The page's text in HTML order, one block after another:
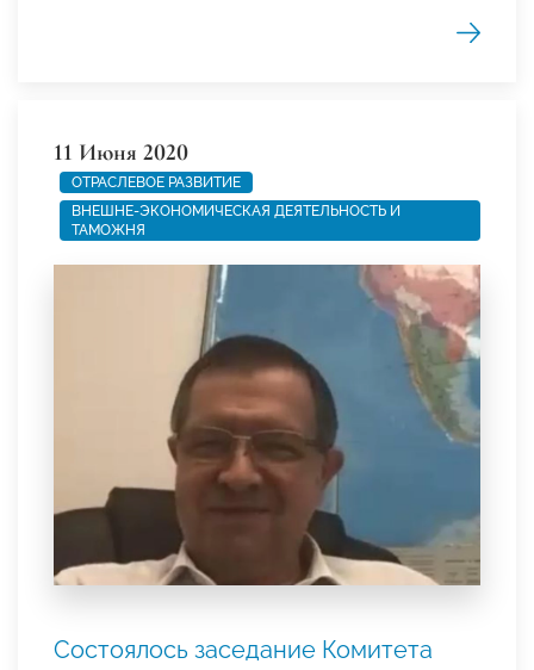
11 Июня 2020
ОТРАСЛЕВОЕ РАЗВИТИЕ
ВНЕШНЕ-ЭКОНОМИЧЕСКАЯ ДЕЯТЕЛЬНОСТЬ И
ТАМОЖНЯ
Состоялось заседание Комитета